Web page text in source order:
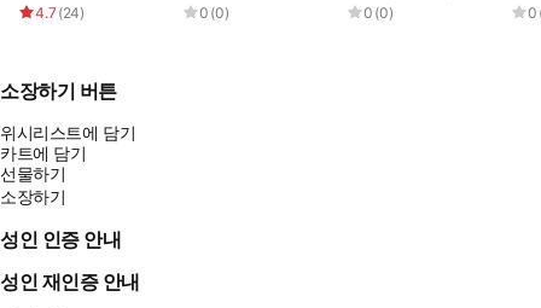
4.7 (24) 0 (0) 0 (0) 0
소장하기 버튼
위시리스트에 담기
카트에 담기
선물하기
소장하기
성인 인증 안내
성인 재인증 안내